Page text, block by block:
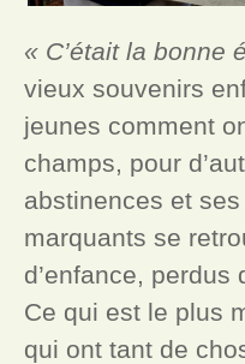
« C’était la bonne
vieux souvenirs
jeunes comment
champs, pour
abstinences et
marquants se
d’enfance, perdus
Ce qui est le plus
qui ont tant de